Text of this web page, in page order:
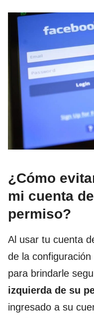
¿Cómo
mi cuenta
permiso?
Al usar tu cuenta
de la
para brindarle
izquierda de su
ingresado a su